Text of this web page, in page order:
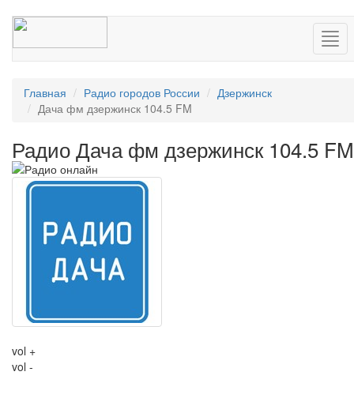
Главная Радио городов России
Дзержинск
Дача фм дзержинск 104.5 FM
Радио Дача фм дзержинск 104.5 FM
vol +
vol -